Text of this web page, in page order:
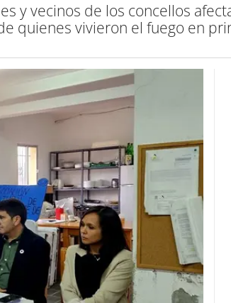
y vecinos de los concellos
quienes vivieron el fuego en